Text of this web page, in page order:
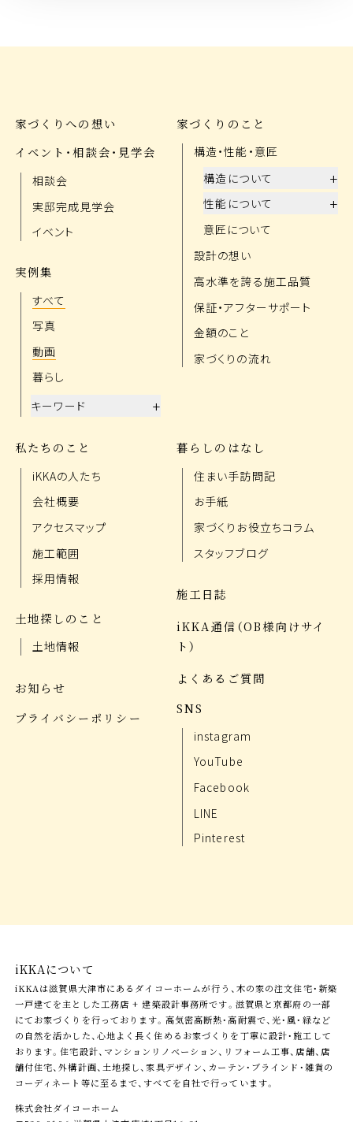
家づくりへの想い
イベント・相談会・見学会
相談会
実邸完成見学会
イベント
実例集
すべて
写真
動画
暮らし
キーワード
+
家づくりのこと
構造・性能・意匠
構造について
+
性能について +
意匠について
設計の想い
高水準を誇る施工品質
保証・アフターサポート
金額のこと
家づくりの流れ
私たちのこと
iKKAの人たち
会社概要
アクセスマップ
施工範囲
採用情報
土地探しのこと
土地情報
お知らせ
プライバシーポリシー
暮らしのはなし
住まい手訪問記
お手紙
家づくりお役立ちコラム
スタッフブログ
施工日誌
iKKA通信（OB様向けサイ
ト）
よくあるご質問
SNS
instagram
YouTube
Facebook
LINE
Pinterest
iKKAについて
iKKAは滋賀県大津市にあるダイコーホームが行う、木の家の注文住宅・新築
一戸建てを主とした工務店 + 建築設計事務所です。滋賀県と京都府の一部
にてお家づくりを行っております。高気密高断熱・高耐震で、光・風・緑など
の自然を活かした、心地よく長く住めるお家づくりを丁寧に設計・施工して
おります。住宅設計、マンションリノベーション、リフォーム工事、店舗、店
舗付住宅、外構計画、土地探し、家具デザイン、カーテン・ブラインド・雑貨の
コーディネート等に至るまで、すべてを自社で行っています。
株式会社ダイコーホーム